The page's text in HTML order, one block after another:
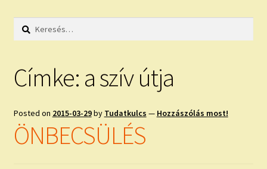
HOLDNAPTÁR
KÉRJ EGY MEGERŐSÍTÉST!
Keresés:
Címke: a szív útja
Posted on 2015-03-29by Tudatkulcs — Hozzászólás most!
ÖNBECSÜLÉS